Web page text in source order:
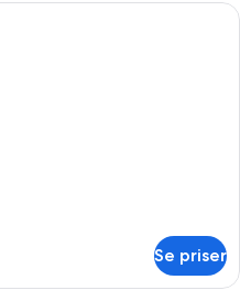
Et moderne badeværelse med en
Se priser